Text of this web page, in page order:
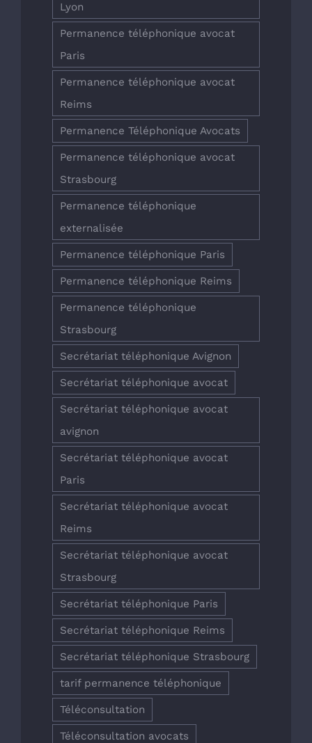
Lyon
Permanence téléphonique avocat
Paris
Permanence téléphonique avocat
Reims
Permanence Téléphonique Avocats
Permanence téléphonique avocat
Strasbourg
Permanence téléphonique
externalisée
Permanence téléphonique Paris
Permanence téléphonique Reims
Permanence téléphonique
Strasbourg
Secrétariat téléphonique Avignon
Secrétariat téléphonique avocat
Secrétariat téléphonique avocat
avignon
Secrétariat téléphonique avocat
Paris
Secrétariat téléphonique avocat
Reims
Secrétariat téléphonique avocat
Strasbourg
Secrétariat téléphonique Paris
Secrétariat téléphonique Reims
Secrétariat téléphonique Strasbourg
tarif permanence téléphonique
Téléconsultation
Téléconsultation avocats